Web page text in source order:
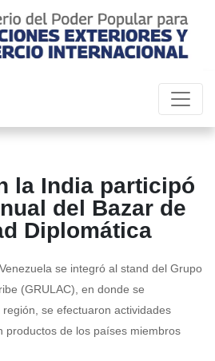
la India participó
del Bazar de
Diplomática
se integró al stand del Grupo
(GRULAC), en donde se
se efectuaron actividades
productos de los países miembros